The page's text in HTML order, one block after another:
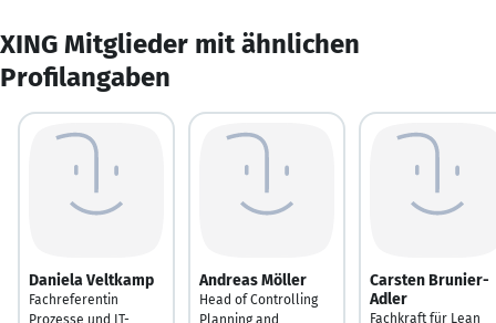
XING Mitglieder mit ähnlichen
Profilangaben
Daniela Veltkamp
Fachreferentin
Prozesse und IT-
Andreas Möller
Head of Controlling
Planning and
Carsten Brunier-
Adler
Fachkraft für Lean